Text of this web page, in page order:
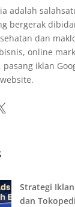
adalah
bergerak
dan
online
iklan
Strategi
dan